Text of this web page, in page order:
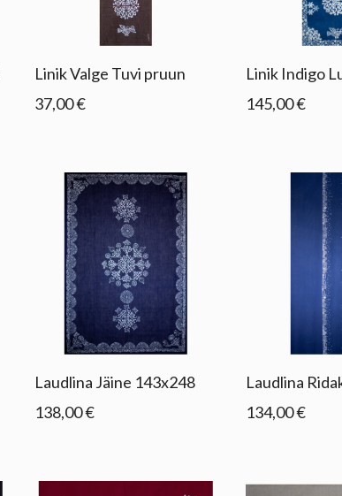
Linik Valge Tuvi pruun
37,00 €
Linik Indigo
145,00 €
Laudlina Jäine 143x248
138,00 €
Laudlina
134,00 €